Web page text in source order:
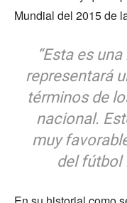
Mundial del 2015 de
“Esta es
representará
términos de
nacional.
muy
del fútbol